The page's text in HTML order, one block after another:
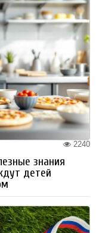
2240
знания
детей